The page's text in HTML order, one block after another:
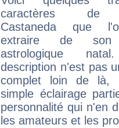
caractères de
Castaneda que
extraire de son
astrologique
description n'est pas
complet loin de là,
simple éclairage
personnalité qui n'en
les amateurs et les